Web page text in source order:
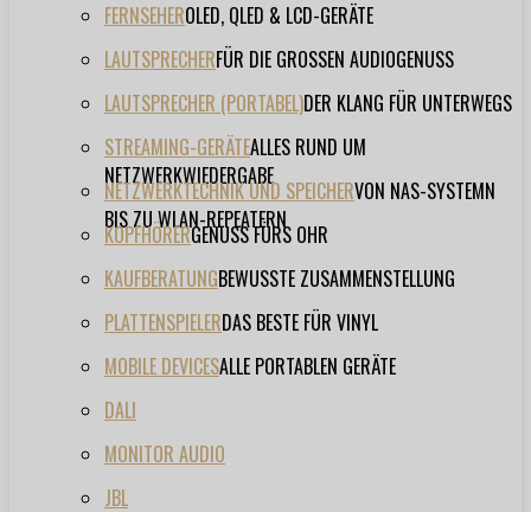
FERNSEHEROLED, QLED & LCD-GERÄTE
LAUTSPRECHERFÜR DIE GROSSEN AUDIOGENUSS
LAUTSPRECHER (PORTABEL)DER KLANG FÜR UNTERWEGS
STREAMING-GERÄTEALLES RUND UM
NETZWERKWIEDERGABE
NETZWERKTECHNIK UND SPEICHERVON NAS-SYSTEMN
BIS ZU WLAN-REPEATERN
KOPFHÖRERGENUSS FÜRS OHR
KAUFBERATUNGBEWUSSTE ZUSAMMENSTELLUNG
PLATTENSPIELERDAS BESTE FÜR VINYL
MOBILE DEVICESALLE PORTABLEN GERÄTE
DALI
MONITOR AUDIO
JBL